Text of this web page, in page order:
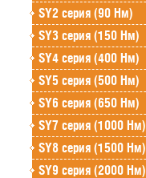
SY2 серия (90 Нм)
SY3 серия (150 Нм)
SY4 серия (400 Нм)
SY5 серия (500 Нм)
SY6 серия (650 Нм)
SY7 серия (1000 Нм)
SY8 серия (1500 Нм)
SY9 серия (2000 Нм)